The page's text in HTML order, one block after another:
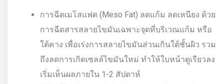
การฉีดเมโสแฟต (Meso Fat) ลดแก้ม ลดเหนียง ด้วย
การฉีดสารสลายไขมันเฉพาะจุดที่บริเวณแก้ม หรือ
ใต้คาง เพื่อเร่งการสลายไขมันส่วนเกินใต้ชั้นผิว รวม
ถึงลดการเกิดเซลล์ไขมันใหม่ ทำให้ใบหน้าดูเรียวลง
เริ่มเห็นผลภายใน 1-2 สัปดาห์